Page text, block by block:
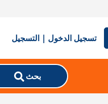
تسجيل الدخول | التسجيل
بحث